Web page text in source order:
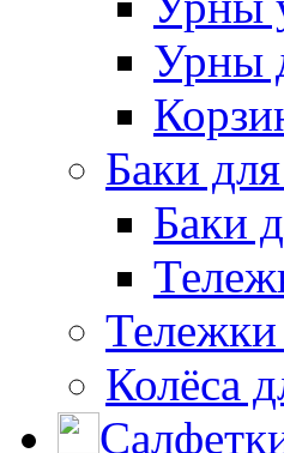
Урны
Баки
Баки
Колёса